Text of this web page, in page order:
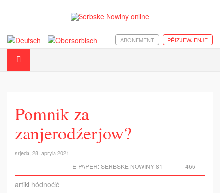
PŘIZJEWJENJE
ABONEMENT
Pomnik za
zanjerodźerjow?
srjeda, 28. apryla 2021
466
E-PAPER:SERBSKE NOWINY 81
artikl hódnoćić